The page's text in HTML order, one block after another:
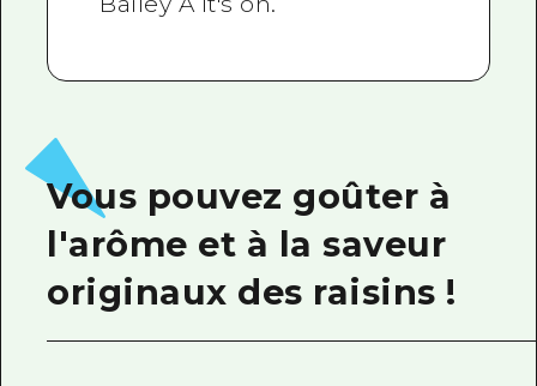
Vous pouvez goûter à
l'arôme et à la saveur
originaux des raisins !